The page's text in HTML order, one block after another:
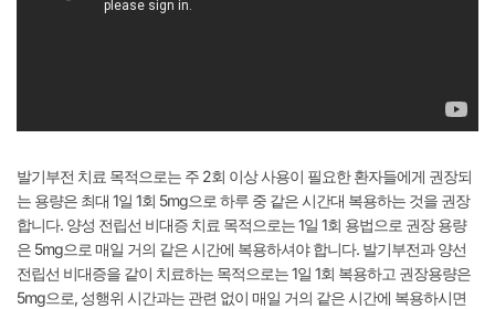
발기부전 치료 목적으로는 주 2회 이상 사용이 필요한 환자들에게 권장되
는 용량은 최대 1일 1회 5mg으로 하루 중 같은 시간대 복용하는 것을 권장
합니다. 양성 전립선 비대증 치료 목적으로는 1일 1회 용법으로 권장 용량
은 5mg으로 매일 거의 같은 시간에 복용하셔야 합니다. 발기부전과 양선
전립선 비대증을 같이 치료하는 목적으로는 1일 1회 복용하고 권장용량은
5mg으로, 성행위 시간과는 관련 없이 매일 거의 같은 시간에 복용하시면